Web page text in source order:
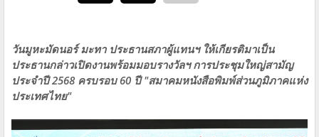
วันมูหะมัดนอร์​ มะทา​ ประธานสภาผู้แทนฯ ให้เกียรติมาเป็น
ประธานกล่าวเปิดงานพร้อมมอบรางวัลฯ​ การประชุมใหญ่สามัญ
ประจำปี 2568 ครบรอบ 60 ปี "สมาคมหนังสือพิมพ์ส่วนภูมิภาคแห่ง
ประเทศไทย"